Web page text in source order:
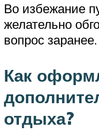
Во избежание
желательно
вопрос заранее.
Как
отдыха?